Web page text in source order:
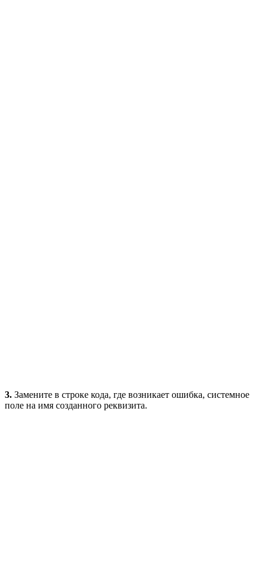
3. Замените в строке кода, где возникает ошибка, системное
поле на имя созданного реквизита.